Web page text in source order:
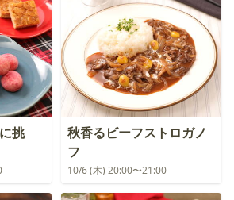
挑
秋香るビーフストロガノ
フ
10/6 (木) 20:00〜21:00